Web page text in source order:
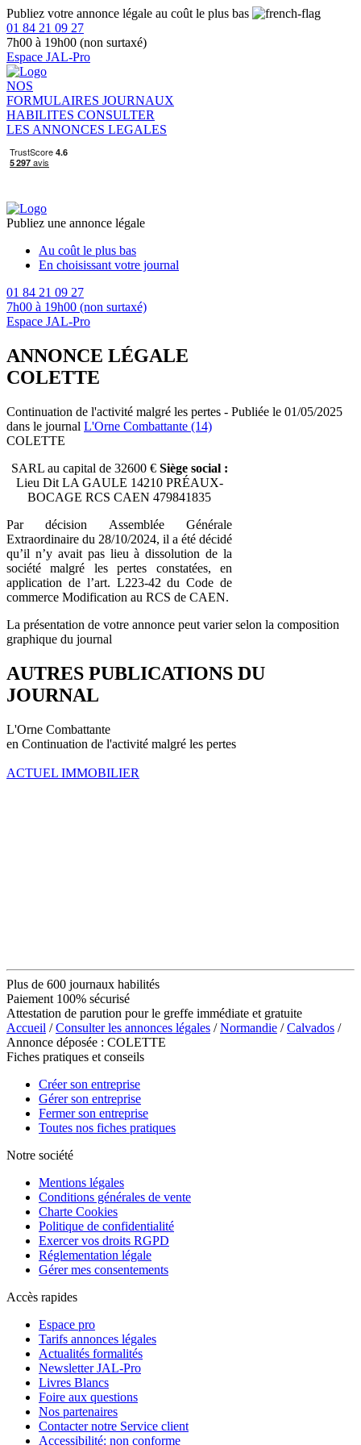
Publiez votre annonce légale au coût le plus bas
01 84 21 09 27
7h00 à 19h00 (non surtaxé)
Espace JAL-Pro
NOS
FORMULAIRES JOURNAUX
HABILITES CONSULTER
LES ANNONCES LEGALES
Publiez une annonce légale
Au coût le plus bas
En choisissant votre journal
01 84 21 09 27
7h00 à 19h00 (non surtaxé)
Espace JAL-Pro
ANNONCE LÉGALE
COLETTE
Continuation de l'activité malgré les pertes - Publiée le 01/05/2025
dans le journal L'Orne Combattante (14)
COLETTE
SARL au capital de 32600 € Siège social :
Lieu Dit LA GAULE 14210 PRÉAUX-
BOCAGE RCS CAEN 479841835
Par décision Assemblée Générale
Extraordinaire du 28/10/2024, il a été décidé
qu’il n’y avait pas lieu à dissolution de la
société malgré les pertes constatées, en
application de l’art. L223-42 du Code de
commerce Modification au RCS de CAEN.
La présentation de votre annonce peut varier selon la composition
graphique du journal
AUTRES PUBLICATIONS DU
JOURNAL
L'Orne Combattante
en Continuation de l'activité malgré les pertes
ACTUEL IMMOBILIER
Plus de 600 journaux habilités
Paiement 100% sécurisé
Attestation de parution pour le greffe immédiate et gratuite
Accueil /Consulter les annonces légales /Normandie /Calvados /
Annonce déposée : COLETTE
Fiches pratiques et conseils
Créer son entreprise
Gérer son entreprise
Fermer son entreprise
Toutes nos fiches pratiques
Notre société
Mentions légales
Conditions générales de vente
Charte Cookies
Politique de confidentialité
Exercer vos droits RGPD
Réglementation légale
Gérer mes consentements
Accès rapides
Espace pro
Tarifs annonces légales
Actualités formalités
Newsletter JAL-Pro
Livres Blancs
Foire aux questions
Nos partenaires
Contacter notre Service client
Accessibilité: non conforme